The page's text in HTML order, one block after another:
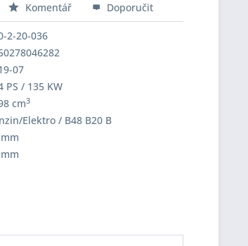
Komentář Doporučit
2-20-036
07
PS / 135 KW
cm3
Elektro / B48 B20 B